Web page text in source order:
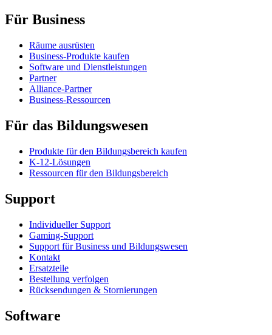
Für Business
Räume ausrüsten
Business-Produkte kaufen
Software und Dienstleistungen
Partner
Alliance-Partner
Business-Ressourcen
Für das Bildungswesen
Produkte für den Bildungsbereich kaufen
K-12-Lösungen
Ressourcen für den Bildungsbereich
Support
Individueller Support
Gaming-Support
Support für Business und Bildungswesen
Kontakt
Ersatzteile
Bestellung verfolgen
Rücksendungen & Stornierungen
Software